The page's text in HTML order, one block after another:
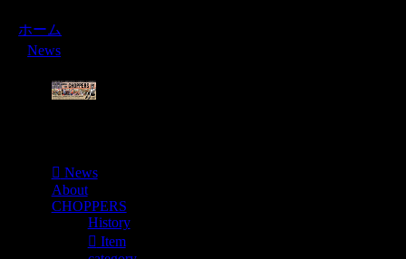
ホーム
News
News
About
CHOPPERS
History
Item